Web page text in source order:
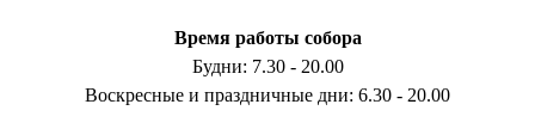
Время работы собора
Будни: 7.30 - 20.00
Воскресные и праздничные дни: 6.30 - 20.00